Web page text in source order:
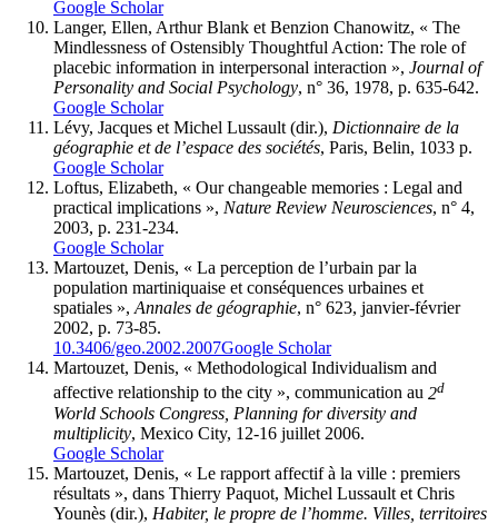
Google Scholar
Langer, Ellen, Arthur Blank et Benzion Chanowitz, « The
Mindlessness of Ostensibly Thoughtful Action: The role of
placebic information in interpersonal interaction », Journal of
Personality and Social Psychology, n° 36, 1978, p. 635-642.
Google Scholar
Lévy, Jacques et Michel Lussault (dir.), Dictionnaire de la
géographie et de l’espace des sociétés, Paris, Belin, 1033 p.
Google Scholar
Loftus, Elizabeth, « Our changeable memories : Legal and
practical implications », Nature Review Neurosciences, n° 4,
2003, p. 231-234.
Google Scholar
Martouzet, Denis, « La perception de l’urbain par la
population martiniquaise et conséquences urbaines et
spatiales »,Annales de géographie, n° 623, janvier-février
2002, p. 73-85.
10.3406/geo.2002.2007Google Scholar
Martouzet, Denis, « Methodological Individualism and
affective relationship to the city », communication au 2d
World Schools Congress, Planning for diversity and
multiplicity, Mexico City, 12-16 juillet 2006.
Google Scholar
Martouzet, Denis, « Le rapport affectif à la ville : premiers
résultats », dans Thierry Paquot, Michel Lussault et Chris
Younès (dir.), Habiter, le propre de l’homme. Villes, territoires